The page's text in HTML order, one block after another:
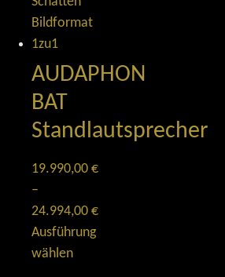
AUDAPHON
BAT
Standlautsprecher
19.990,00 €
–
24.994,00 €
Ausführung
wählen